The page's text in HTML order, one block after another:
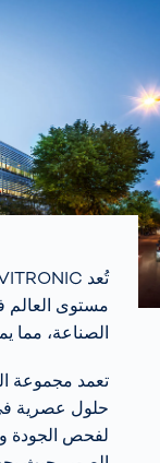
مستوى العالم
الصناعة، مما
تعمد مجموعة
حلول عصرية
لفحص الجودة